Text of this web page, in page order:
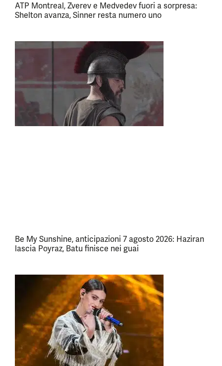
ATP Montreal, Zverev e Medvedev fuori a sorpresa:
Shelton avanza, Sinner resta numero uno
Be My Sunshine, anticipazioni 7 agosto 2026: Haziran
lascia Poyraz, Batu finisce nei guai